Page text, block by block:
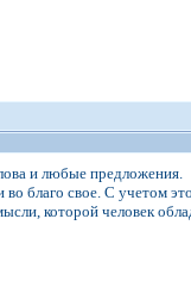
и любые предложения.
благо свое. С учетом
которой человек